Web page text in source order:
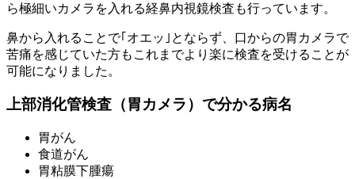
ら極細いカメラを入れる経鼻内視鏡検査も行っています。
鼻から入れることで｢オエッ｣とならず、口からの胃カメラで
苦痛を感じていた方もこれまでより楽に検査を受けることが
可能になりました。
上部消化管検査（胃カメラ）で分かる病名
胃がん
食道がん
胃粘膜下腫瘍